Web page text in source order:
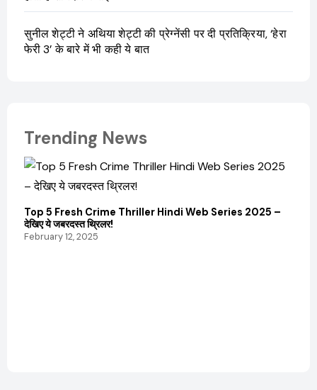
सुनील शेट्टी ने अथिया शेट्टी की प्रेग्नेंसी पर दी प्रतिक्रिया, ‘हेरा
फेरी 3’ के बारे में भी कही ये बात
Trending News
Top 5 Fresh Crime Thriller Hindi Web Series 2025 –
देखिए ये जबरदस्त थ्रिलर!
February 12, 2025